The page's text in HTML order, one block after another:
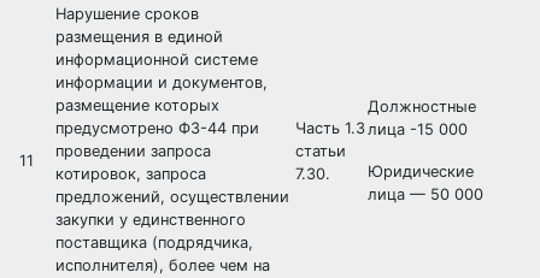
11
Нарушение сроков
размещения в единой
информационной системе
информации и документов,
размещение которых
предусмотрено ФЗ-44 при
проведении запроса
котировок, запроса
предложений, осуществлении
закупки у единственного
поставщика (подрядчика,
исполнителя), более чем на
Часть 1.3
статьи
7.30.
Должностные
лица -15 000
Юридические
лица — 50 000